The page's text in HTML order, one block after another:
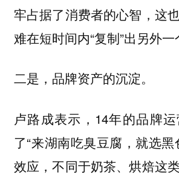
牢占据了消费者的心智，这
难在短时间内“复制”出另外一
二是，品牌资产的沉淀。
卢路成表示，14年的品牌
了“来湖南吃臭豆腐，就选黑
效应，不同于奶茶、烘焙这